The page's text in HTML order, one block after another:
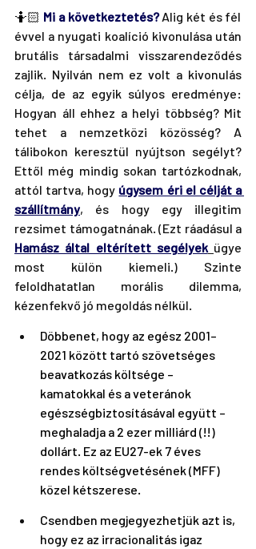
🤷🏻 Mi a következtetés? Alig két és fél
évvel a nyugati koalíció kivonulása után
brutális társadalmi visszarendeződés
zajlik. Nyilván nem ez volt a kivonulás
célja, de az egyik súlyos eredménye:
Hogyan áll ehhez a helyi többség? Mit
tehet a nemzetközi közösség? A
tálibokon keresztül nyújtson segélyt?
Ettől még mindig sokan tartózkodnak,
attól tartva, hogy úgysem éri el célját a
szállítmány, és hogy egy illegitim
Hamász által eltérített segélyek ügye
most külön kiemeli.) Szinte
feloldhatatlan morális dilemma,
kézenfekvő jó megoldás nélkül.
Döbbenet, hogy az egész 2001–
2021 között tartó szövetséges
beavatkozás költsége –
kamatokkal és a veteránok
egészségbiztosításával együtt –
meghaladja a 2 ezer milliárd (!!)
dollárt. Ez az EU27-ek 7 éves
rendes költségvetésének (MFF)
közel kétszerese.
Csendben megjegyezhetjük azt is,
hogy ez az irracionalitás igaz